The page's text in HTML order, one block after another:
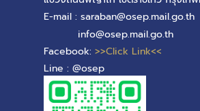
E-mail : saraban@osep.mail.go.th
info@osep.mail.go.th
Facebook: >>Click Link<<
Line : @osep